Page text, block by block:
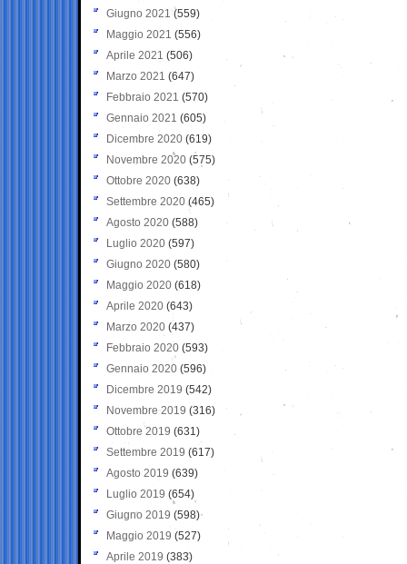
Giugno 2021(559)
Maggio 2021 (556)
Aprile 2021 (506)
Marzo 2021 (647)
Febbraio 2021 (570)
Gennaio 2021 (605)
Dicembre 2020 (619)
Novembre 2020 (575)
Ottobre 2020 (638)
Settembre 2020(465)
Agosto 2020 (588)
Luglio 2020 (597)
Giugno 2020 (580)
Maggio 2020 (618)
Aprile 2020 (643)
Marzo 2020 (437)
Febbraio 2020 (593)
Gennaio 2020 (596)
Dicembre 2019 (542)
Novembre 2019 (316)
Ottobre 2019 (631)
Settembre 2019 (617)
Agosto 2019 (639)
Luglio 2019 (654)
Giugno 2019 (598)
Maggio 2019 (527)
Aprile 2019 (383)